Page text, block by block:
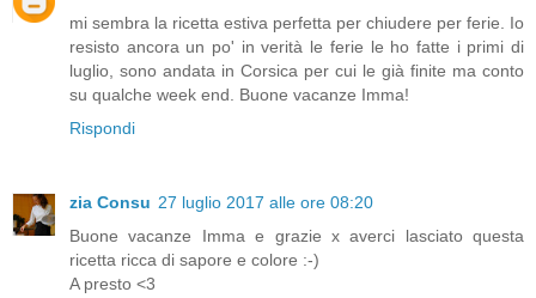
mi sembra la ricetta estiva perfetta per chiudere per ferie. Io
resisto ancora un po' in verità le ferie le ho fatte i primi di
luglio, sono andata in Corsica per cui le già finite ma conto
su qualche week end. Buone vacanze Imma!
Rispondi
zia Consu 27 luglio 2017 alle ore 08:20
Buone vacanze Imma e grazie x averci lasciato questa
ricetta ricca di sapore e colore :-)
A presto <3